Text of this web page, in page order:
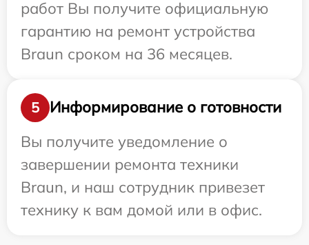
работ Вы получите официальную
гарантию на ремонт устройства
Braun сроком на 36 месяцев.
5
Информирование о готовности
Вы получите уведомление о
завершении ремонта техники
Braun, и наш сотрудник привезет
технику к вам домой или в офис.